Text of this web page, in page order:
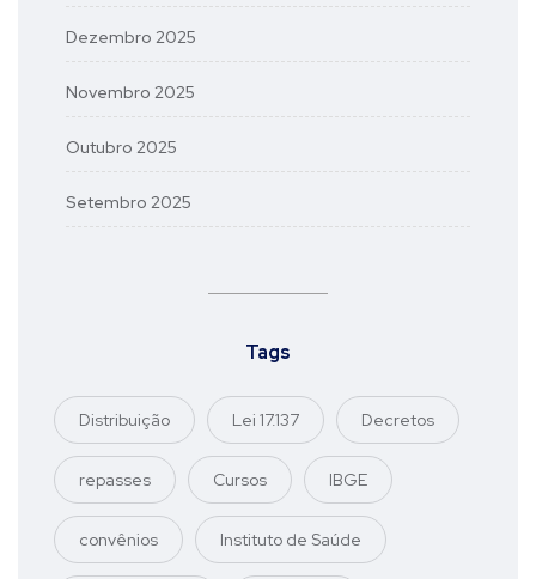
Dezembro 2025
Novembro 2025
Outubro 2025
Setembro 2025
Tags
Distribuição Lei 17.137 Decretos
repasses Cursos IBGE
convênios Instituto de Saúde